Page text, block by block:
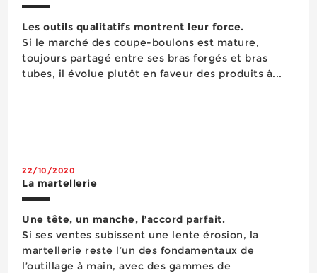
Les outils qualitatifs montrent leur force.
Si le marché des coupe-boulons est mature,
toujours partagé entre ses bras forgés et bras
tubes, il évolue plutôt en faveur des produits à...
22/10/2020
La martellerie
Une tête, un manche, l’accord parfait.
Si ses ventes subissent une lente érosion, la
martellerie reste l’un des fondamentaux de
l’outillage à main, avec des gammes de